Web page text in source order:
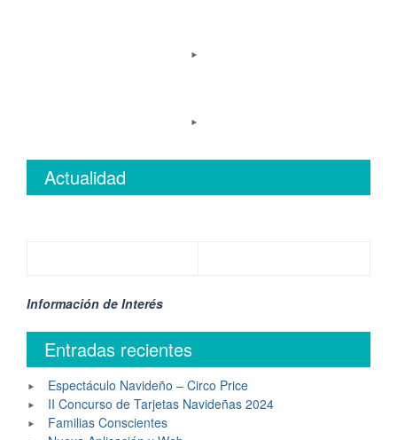
Actualidad
Información de Interés
Entradas recientes
Espectáculo Navideño – Circo Price
II Concurso de Tarjetas Navideñas 2024
Familias Conscientes